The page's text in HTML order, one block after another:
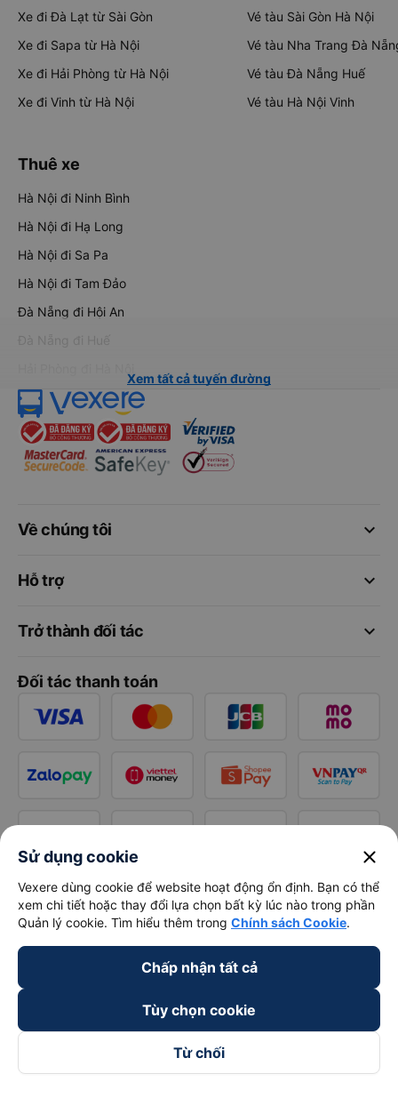
Xe đi Đà Lạt từ Sài Gòn
Xe đi Sapa từ Hà Nội
Xe đi Hải Phòng từ Hà Nội
Xe đi Vinh từ Hà Nội
Vé tàu Sài Gòn Hà Nội
Vé tàu Nha Trang Đà
Vé tàu Đà Nẵng Huế
Vé tàu Hà Nội Vinh
Thuê xe
Hà Nội đi Ninh Bình
Hà Nội đi Hạ Long
Hà Nội đi Sa Pa
Hà Nội đi Tam Đảo
Đà Nẵng đi Hội An
Đà Nẵng đi Huế
Xem tất cả tuyến đường
keyboard_arrow_down
Về chúng tôi
keyboard_arrow_down
Hỗ trợ
keyboard_arrow_down
Trở thành đối tác
Đối tác thanh toán
Sử dụng cookie close
Vexere dùng cookie để website hoạt động ổn định. Bạn có thể
xem chi tiết hoặc thay đổi lựa chọn bất kỳ lúc nào trong phần
Quản lý cookie. Tìm hiểu thêm trong Chính sách Cookie.
Chấp nhận tất cả
Tùy chọn cookie
Từ chối